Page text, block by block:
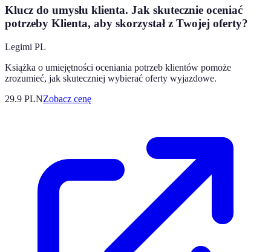
Klucz do umysłu klienta. Jak skutecznie oceniać
potrzeby Klienta, aby skorzystał z Twojej oferty?
Legimi PL
Książka o umiejętności oceniania potrzeb klientów pomoże
zrozumieć, jak skuteczniej wybierać oferty wyjazdowe.
29.9 PLNZobacz cenę